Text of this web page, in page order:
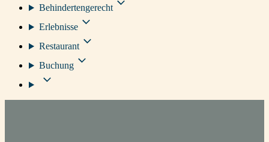
Behindertengerecht
Erlebnisse
Restaurant
Buchung